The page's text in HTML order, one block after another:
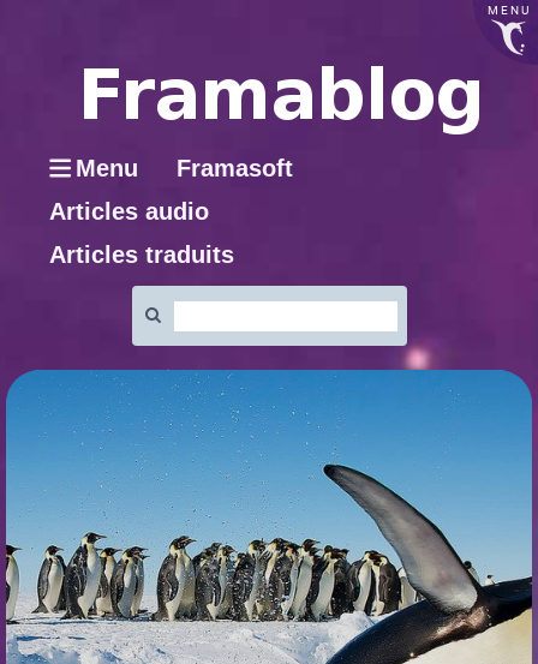
MENU
Menu
Framasoft
Articles audio
Articles traduits
: